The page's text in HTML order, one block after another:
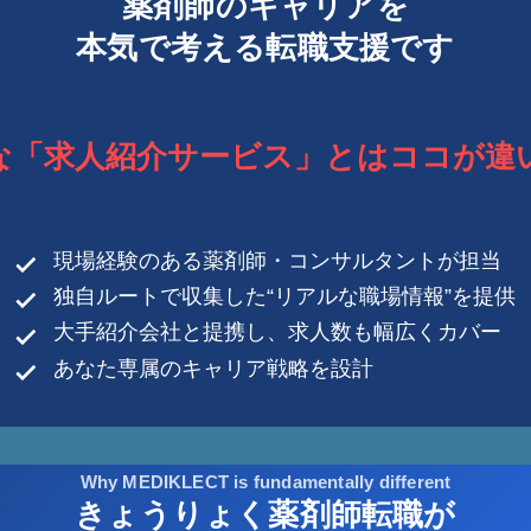
本気で考える転職支援です
「求人紹介サービス」とは ココが違
現場経験のある薬剤師・コンサルタントが担当
独自ルートで収集した“リアルな職場情報”を提供
大手紹介会社と提携し、求人数も幅広くカバー
あなた専属のキャリア戦略を設計
Why MEDIKLECT is fundamentally different
きょうりょく薬剤師転職が